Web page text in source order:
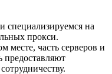
специализируемся на
прокси.
месте, часть серверов и
предоставляют